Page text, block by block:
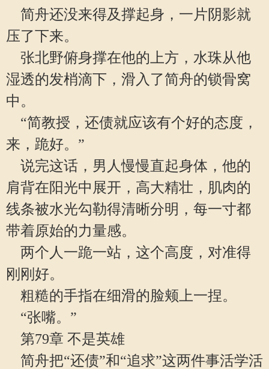
简舟还没来得及撑起身，一片阴影就
压了下来。
张北野俯身撑在他的上方，水珠从他
湿透的发梢滴下，滑入了简舟的锁骨窝
中。
“简教授，还债就应该有个好的态度，
来，跪好。”
说完这话，男人慢慢直起身体，他的
肩背在阳光中展开，高大精壮，肌肉的
线条被水光勾勒得清晰分明，每一寸都
带着原始的力量感。
两个人一跪一站，这个高度，对准得
刚刚好。
粗糙的手指在细滑的脸颊上一捏。
“张嘴。”
第79章 不是英雄
简舟把“还债”和“追求”这两件事活学活